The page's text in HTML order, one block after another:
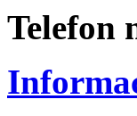
Telefon